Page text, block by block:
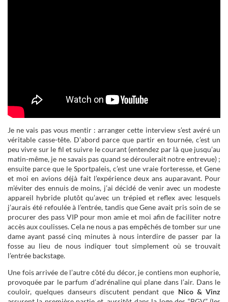
Je ne vais pas vous mentir : arranger cette interview s’est avéré un
véritable casse-tête. D’abord parce que partir en tournée, c’est un
peu vivre sur le fil et suivre le courant (entendez par là que jusqu’au
matin-même, je ne savais pas quand se déroulerait notre entrevue) ;
ensuite parce que le Sportpaleis, c’est une vraie forteresse, et Gene
et moi en avions déjà fait l’expérience deux ans auparavant. Pour
m’éviter des ennuis de moins, j’ai décidé de venir avec un modeste
appareil hybride plutôt qu’avec un trépied et reflex avec lesquels
j’aurais été refoulée à l’entrée, tandis que Gene avait pris soin de se
procurer des pass VIP pour mon amie et moi afin de faciliter notre
accès aux coulisses. Cela ne nous a pas empêchés de tomber sur une
dame ayant passé cinq minutes à nous interdire de passer par la
fosse au lieu de nous indiquer tout simplement où se trouvait
l’entrée backstage.
Une fois arrivée de l’autre côté du décor, je contiens mon euphorie,
provoquée par le parfum d’adrénaline qui plane dans l’air. Dans le
couloir, quelques danseurs discutent pendant que Nico & Vinz